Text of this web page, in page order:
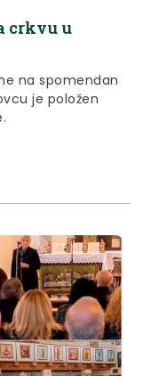
crkvu u
na spomendan
je položen